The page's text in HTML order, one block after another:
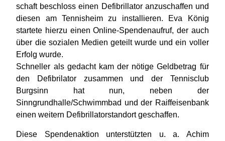
schaft beschloss einen Defibrillator anzuschaffen und
diesen am Tennisheim zu installieren. Eva König
startete hierzu einen Online-Spendenaufruf, der auch
über die sozialen Medien geteilt wurde und ein voller
Erfolg wurde.
Schneller als gedacht kam der nötige Geldbetrag für
den Defibrilator zusammen und der Tennisclub
Burgsinn hat nun, neben der
Sinngrundhalle/Schwimmbad und der Raiffeisenbank
einen weitern Defibrillatorstandort geschaffen.
Diese Spendenaktion unterstützten u. a. Achim